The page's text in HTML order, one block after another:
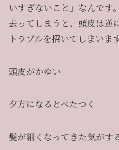
いすぎないこと」なんです
去ってしまうと、頭皮は逆
トラブルを招いてしまいます
頭皮がかゆい
夕方になるとべたつく
髪が細くなってきた気がす